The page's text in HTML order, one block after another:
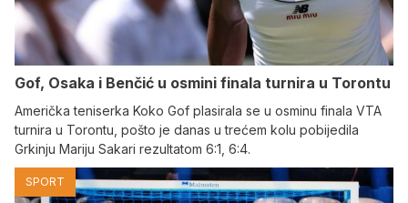
Gof, Osaka i Benčić u osmini finala turnira u Torontu
Američka teniserka Koko Gof plasirala se u osminu finala VTA
turnira u Torontu, pošto je danas u trećem kolu pobijedila
Grkinju Mariju Sakari rezultatom 6:1, 6:4.
SPORT